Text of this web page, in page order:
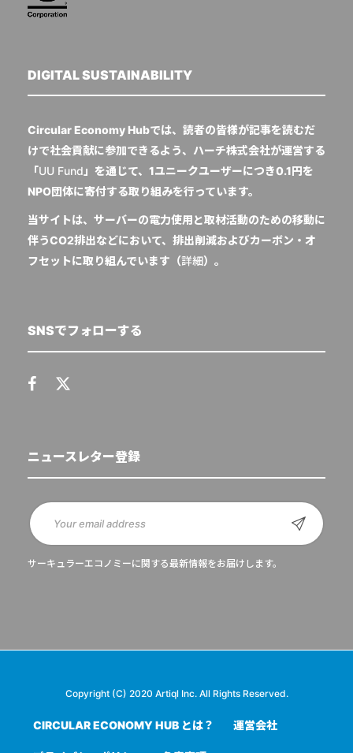
DIGITAL SUSTAINABILITY
Circular Economy Hubでは、読者の皆様が記事を読むだ
けで社会貢献に参加できるよう、ハーチ株式会社が運営する
「UU Fund 」を通じて、1ユニークユーザーにつき0.1円を
NPO団体に寄付する取り組みを行っています。
当サイトは、サーバーの電力使用と取材活動のための移動に
伴うCO2排出などにおいて、排出削減およびカーボン・オ
フセットに取り組んでいます（詳細）。
SNSでフォローする
ニュースレター登録
サーキュラーエコノミーに関する最新情報をお届けします。
Copyright (C) 2020 Artiql Inc. All Rights Reserved.
CIRCULAR ECONOMY HUB とは？ 運営会社